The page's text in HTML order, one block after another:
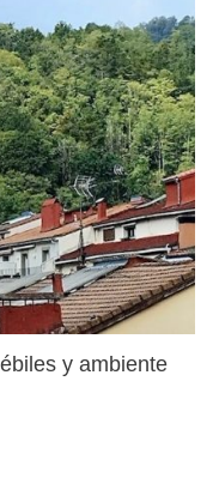
y ambiente